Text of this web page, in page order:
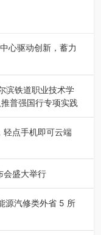
心驱动创新，蓄力
共创，赋能西南市
滨铁道职业技术学
普强国行专项实践
学生暑期社会实
轻点手机即可云端
事务厅指导，贵阳
会盛大举行
放心装”新品发布
源汽修类外省 5 所
分数段考生可选择